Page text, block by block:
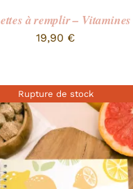
à remplir –
19,90 €
Rupture de stock